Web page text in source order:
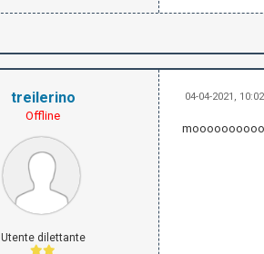
treilerino
Offline
Utente dilettante
04-04-2021, 10:02